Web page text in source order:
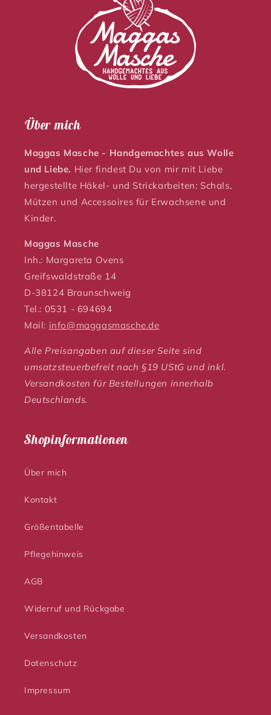
Über mich
Maggas Masche - Handgemachtes aus Wolle
und Liebe. Hier findest Du von mir mit Liebe
hergestellte Häkel- und Strickarbeiten: Schals,
Mützen und Accessoires für Erwachsene und
Kinder.
Maggas Masche
Inh.: Margareta Ovens
Greifswaldstraße 14
D-38124 Braunschweig
Tel.: 0531 - 694694
Mail: info@maggasmasche.de
Alle Preisangaben auf dieser Seite sind
umsatzsteuerbefreit nach §19 UStG und inkl.
Versandkosten für Bestellungen innerhalb
Deutschlands.
Shopinformationen
Über mich
Kontakt
Größentabelle
Pflegehinweis
AGB
Widerruf und Rückgabe
Versandkosten
Datenschutz
Impressum